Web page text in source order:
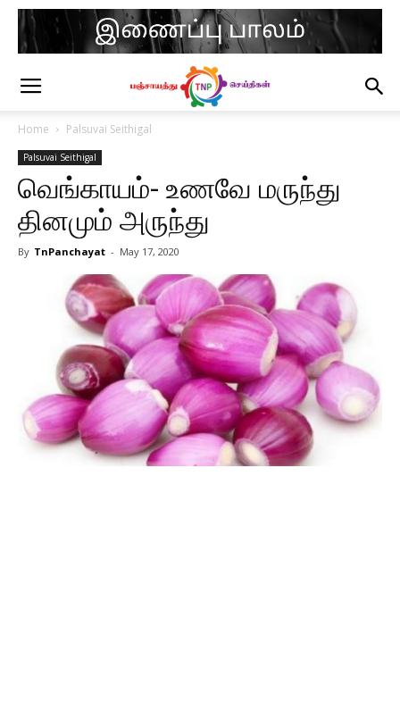
Home Palsuvai Seithigal
Palsuvai Seithigal
வெங்காயம்- உணவே மருந்து
தினமும் அருந்து
By TnPanchayat - May 17, 2020